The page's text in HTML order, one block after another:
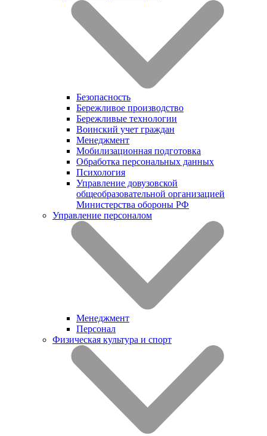
Безопасность
Бережливое производство
Бережливые технологии
Воинский учет граждан
Менеджмент
Мобилизационная подготовка
Обработка персональных данных
Психология
Управление довузовской
общеобразовательной организацией
Министерства обороны РФ
Управление персоналом
Менеджмент
Персонал
Физическая культура и спорт